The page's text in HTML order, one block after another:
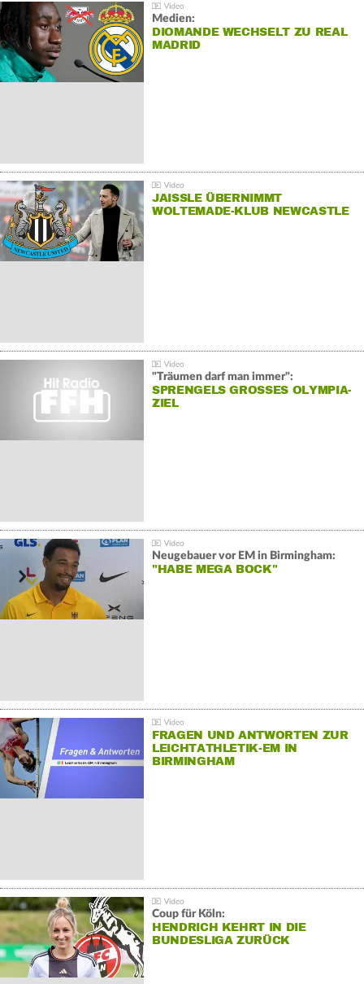
Medien:
DIOMANDE WECHSELT ZU REAL
MADRID
JAISSLE ÜBERNIMMT
WOLTEMADE-KLUB NEWCASTLE
"Träumen darf man immer":
SPRENGELS GROSSES OLYMPIA-Z
IEL
Neugebauer vor EM in Birmingham:
"HABE MEGA BOCK"
FRAGEN UND ANTWORTEN ZUR
LEICHTATHLETIK-EM IN
BIRMINGHAM
Coup für Köln:
HENDRICH KEHRT IN DIE
BUNDESLIGA ZURÜCK